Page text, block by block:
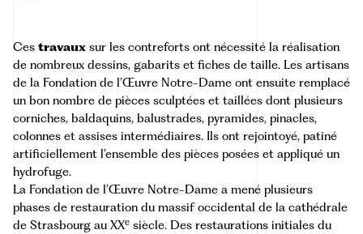
Ces travaux sur les contreforts ont nécessité la réalisation
de nombreux dessins, gabarits et fiches de taille. Les artisans
de la Fondation de l’Œuvre Notre-Dame ont ensuite remplacé
un bon nombre de pièces sculptées et taillées dont plusieurs
corniches, baldaquins, balustrades, pyramides, pinacles,
colonnes et assises intermédiaires. Ils ont rejointoyé, patiné
artificiellement l’ensemble des pièces posées et appliqué un
hydrofuge.
La Fondation de l’Œuvre Notre-Dame a mené plusieurs
phases de restauration du massif occidental de la cathédrale
de Strasbourg au XXe siècle. Des restaurations initiales du